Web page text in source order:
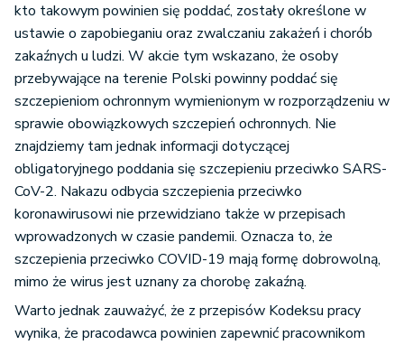
kto takowym powinien się poddać, zostały określone w
ustawie o zapobieganiu oraz zwalczaniu zakażeń i chorób
zakaźnych u ludzi. W akcie tym wskazano, że osoby
przebywające na terenie Polski powinny poddać się
szczepieniom ochronnym wymienionym w rozporządzeniu w
sprawie obowiązkowych szczepień ochronnych. Nie
znajdziemy tam jednak informacji dotyczącej
obligatoryjnego poddania się szczepieniu przeciwko SARS-
CoV-2. Nakazu odbycia szczepienia przeciwko
koronawirusowi nie przewidziano także w przepisach
wprowadzonych w czasie pandemii. Oznacza to, że
szczepienia przeciwko COVID-19 mają formę dobrowolną,
mimo że wirus jest uznany za chorobę zakaźną.
Warto jednak zauważyć, że z przepisów Kodeksu pracy
wynika, że pracodawca powinien zapewnić pracownikom